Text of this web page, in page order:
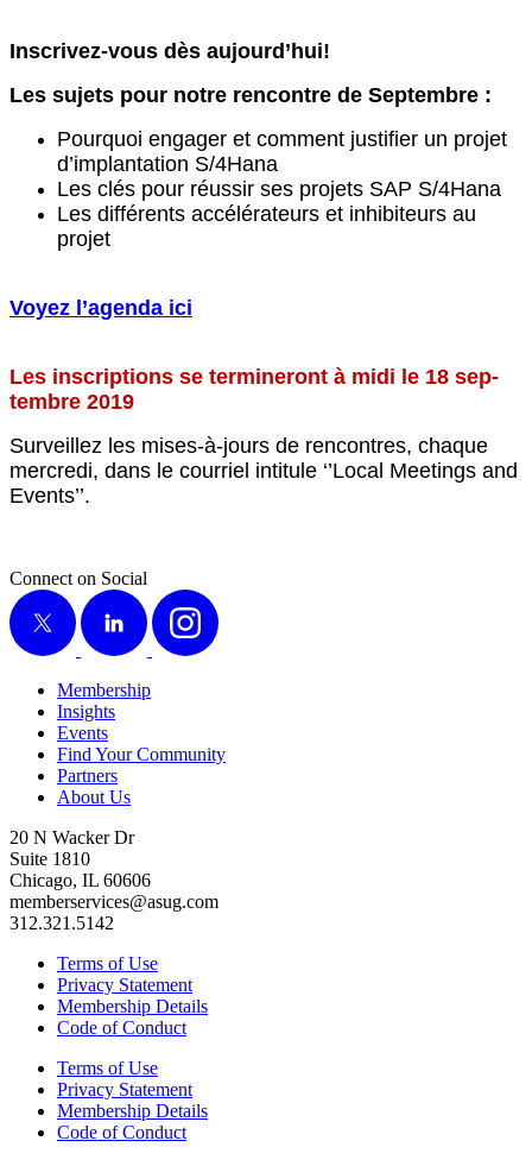
Inscrivez-vous dès aujourd’hui!
Les sujets pour notre ren­con­tre de Septembre :
Pourquoi engager et com­ment jus­ti­fi­er un pro­jet
d’implantation S/​4Hana
Les clés pour réus­sir ses pro­jets SAP S/​4Hana
Les dif­férents accéléra­teurs et inhib­i­teurs au
projet
Voyez l’a­gen­da ici
Les inscrip­tions se ter­mineront à midi le 18 sep­
tem­bre 2019
Sur­veillez les mis­es-à-jours de ren­con­tres, chaque
mer­cre­di, dans le cour­riel inti­t­ule ‘’Local Meet­ings and
Events’’.
Connect on Social
X
LinkedIn Instagram
Membership
Insights
Events
Find Your Community
Partners
About Us
20 N Wacker Dr
Suite 1810
Chicago, IL 60606
memberservices@asug.com
312.321.5142
Terms of Use
Privacy Statement
Membership Details
Code of Conduct
Terms of Use
Privacy Statement
Membership Details
Code of Conduct